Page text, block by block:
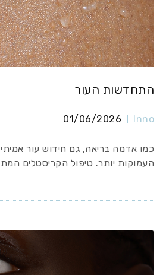
התחדשות העור
Inno
01/06/2026
כמו אדמה בריאה, גם חידוש עור
העמוקות יותר. טיפול הקריסטלים